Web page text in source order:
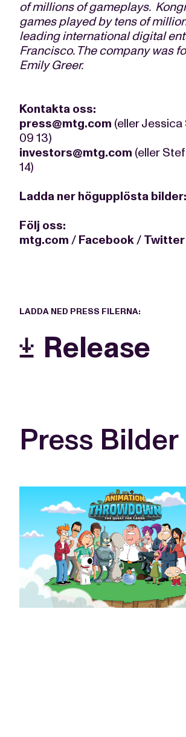
of millions of gameplays.
games played by tens of
leading international digital
Francisco. The company was
Emily Greer.
Kontakta oss:
press@mtg.com (eller
09 13)
investors@mtg.com (eller
14)
Ladda ner högupplösta bilder:
Följ oss:
mtg.com / Facebook/ Twitter
LADDA NED PRESS FILERNA:
Release
Press Bilder